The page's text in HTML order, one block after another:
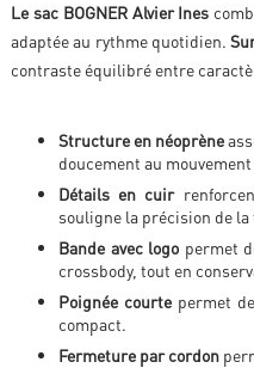
Le sac BOGNER Alvier Ines
adaptée au rythme quotidien.
contraste équilibré entre
Structure en néoprène
doucement au
Détails en cuir
souligne la précision de
Bande avec logo permet
crossbody, tout en
Poignée courte permet
compact.
Fermeture par cordon